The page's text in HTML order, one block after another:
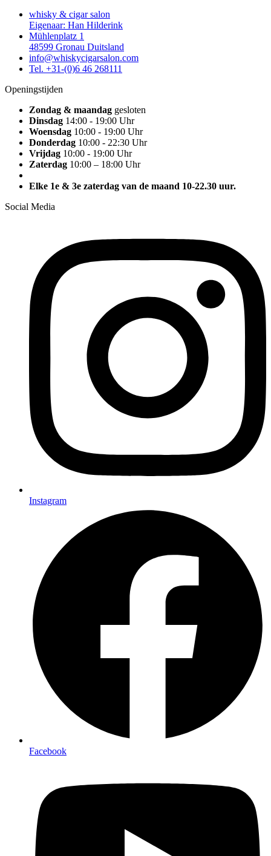
whisky & cigar salon
Eigenaar: Han Hilderink
Mühlenplatz 1
48599 Gronau Duitsland
info@whiskycigarsalon.com
Tel. +31-(0)6 46 268111
Openingstijden
Zondag & maandag gesloten
Dinsdag 14:00 - 19:00 Uhr
Woensdag 10:00 - 19:00 Uhr
Donderdag 10:00 - 22:30 Uhr
Vrijdag 10:00 - 19:00 Uhr
Zaterdag 10:00 – 18:00 Uhr
Elke 1e & 3e zaterdag van de maand 10-22.30 uur.
Social Media
Instagram
Facebook